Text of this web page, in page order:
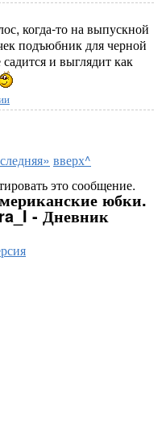
когда-то на выпускной
подъюбник для черной
и выглядит как
вверх^
это сообщение.
юбки.
- Дневник